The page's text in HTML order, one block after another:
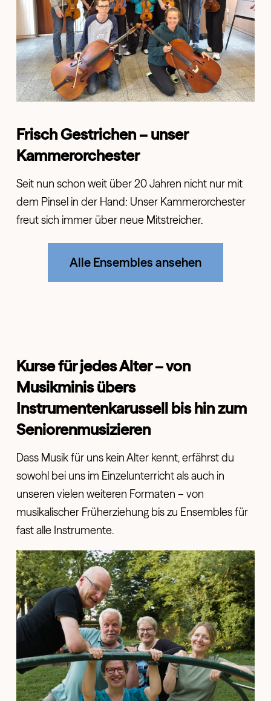
Frisch Gestrichen – unser
Kammerorchester
Seit nun schon weit über 20 Jahren nicht nur mit
dem Pinsel in der Hand: Unser Kammerorchester
freut sich immer über neue Mitstreicher.
Alle Ensembles ansehen
Kurse für jedes Alter – von
Musikminis übers
Instrumentenkarussell bis hin zum
Seniorenmusizieren
Dass Musik für uns kein Alter kennt, erfährst du
sowohl bei uns im Einzelunterricht als auch in
unseren vielen weiteren Formaten – von
musikalischer Früherziehung bis zu Ensembles für
fast alle Instrumente.